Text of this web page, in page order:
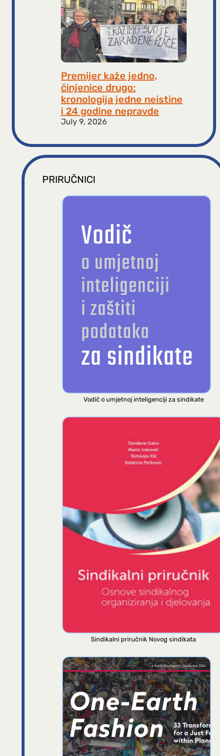
Premijer kaže jedno,
činjenice drugo:
kronologija jedne neistine
i 24 godine nepravde
July 9, 2026
PRIRUČNICI
Vodič o umjetnoj inteligenciji za sindikate
Sindikalni priručnik Novog sindikata